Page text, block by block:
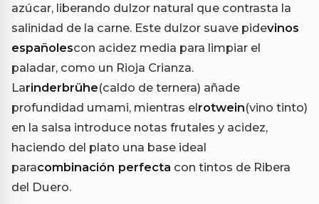
azúcar, liberando dulzor natural que contrasta la
salinidad de la carne. Este dulzor suave pidevinos
españolescon acidez media para limpiar el
paladar, como un Rioja Crianza.
Larinderbrühe(caldo de ternera) añade
profundidad umami, mientras elrotwein(vino tinto)
en la salsa introduce notas frutales y acidez,
haciendo del plato una base ideal
paracombinación perfecta con tintos de Ribera
del Duero.